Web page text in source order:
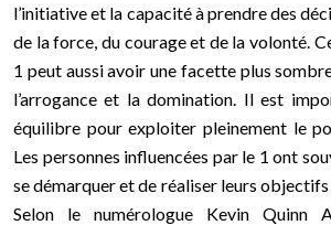
l’initiative et la capacité à prendre des
de la force, du courage et de la volonté.
1 peut aussi avoir une facette plus
l’arrogance et la domination. Il est
équilibre pour exploiter pleinement le
Les personnes influencées par le 1 ont
se démarquer et de réaliser leurs
Selon le numérologue Kevin Quinn